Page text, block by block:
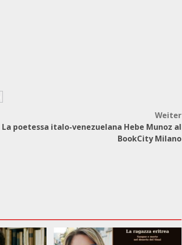
Weiter
La poetessa italo-venezuelana Hebe Munoz al
BookCity Milano